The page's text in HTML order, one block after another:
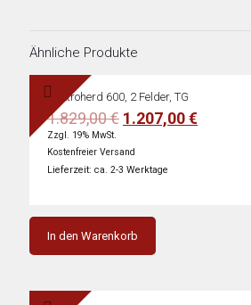
Ähnliche Produkte
Elektroherd 600, 2 Felder, TG
1.829,00€ Ursprünglicher
war:
1.829,00 €
1.207,00€Aktueller
Zzgl. 19% MwSt.
Kostenfreier Versand
Lieferzeit: ca. 2-3 Werktage
In den Warenkorb